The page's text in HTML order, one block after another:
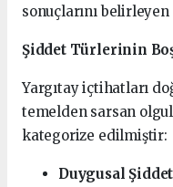
sonuçlarını
Şiddet Türlerinin
Yargıtay içtihatları
temelden sarsan
kategorize edilmiştir:
Duygusal